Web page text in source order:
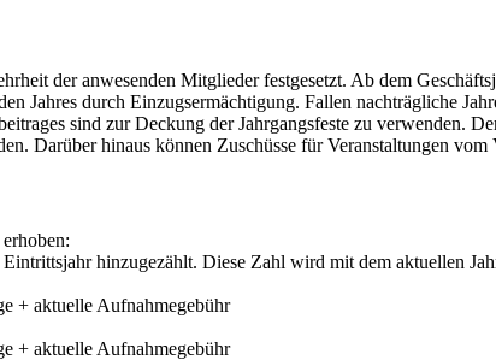
der anwesenden Mitglieder festgesetzt. Ab dem
Jahres durch Einzugsermächtigung. Fallen nachträgliche
sind zur Deckung der Jahrgangsfeste zu verwenden.
Darüber hinaus können Zuschüsse für Veranstaltungen vom
hinzugezählt. Diese Zahl wird mit dem aktuellen
+ aktuelle Aufnahmegebühr
+ aktuelle Aufnahmegebühr